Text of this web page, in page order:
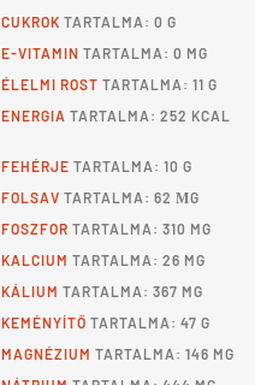
CUKROK TARTALMA: 0 G
E-VITAMIN TARTALMA: 0 MG
ÉLELMI ROST TARTALMA: 11 G
ENERGIA TARTALMA: 252 KCAL
FEHÉRJE TARTALMA: 10 G
FOLSAV TARTALMA: 62 ΜG
FOSZFOR TARTALMA: 310 MG
KALCIUM TARTALMA: 26 MG
KÁLIUM TARTALMA: 367 MG
KEMÉNYÍTŐ TARTALMA: 47 G
MAGNÉZIUM TARTALMA: 146 MG